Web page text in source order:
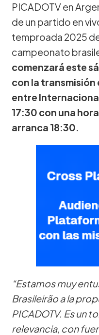
PICADOTV en
de un partido en
temproada 2025
campeonato
comenzará este
con la
entre
17:30 con una
arranca 18:30.
“Estamos muy
Brasileirão a la
PICADOTV. Es un
relevancia, con